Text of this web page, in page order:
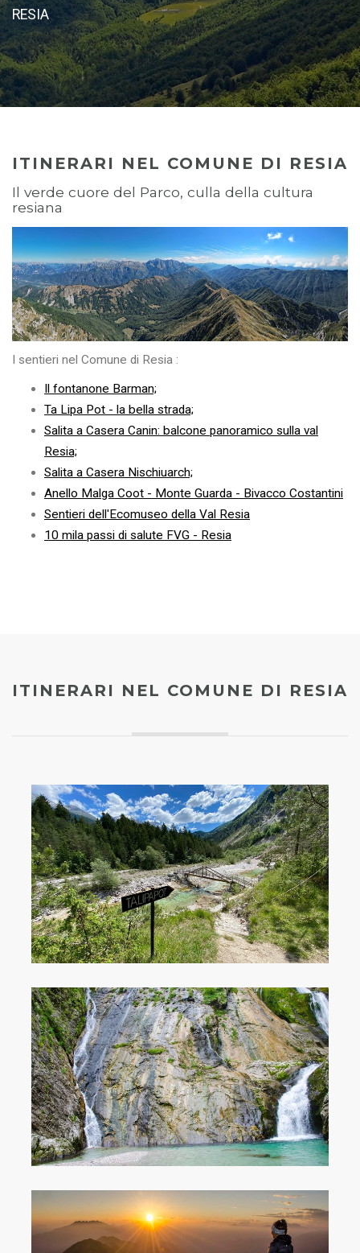
RESIA
ITINERARI NEL COMUNE DI RESIA
Il verde cuore del Parco, culla della cultura
resiana
I sentieri nel Comune di Resia :
Il fontanone Barman;
Ta Lipa Pot - la bella strada;
Salita a Casera Canin: balcone panoramico sulla val
Resia;
Salita a Casera Nischiuarch;
Anello Malga Coot - Monte Guarda - Bivacco Costantini
Sentieri dell'Ecomuseo della Val Resia
10 mila passi di salute FVG - Resia
ITINERARI NEL COMUNE DI RESIA